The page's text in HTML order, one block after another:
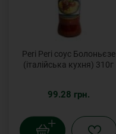
Peri Peri соус Болоньєзе
(італійська кухня) 310г
99.28 грн.